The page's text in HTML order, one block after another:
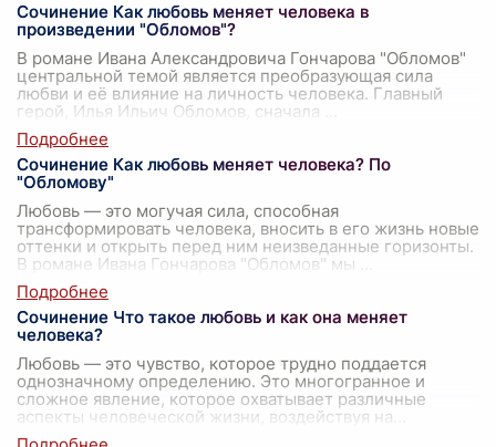
Сочинение Как любовь меняет человека в
произведении "Обломов"?
В романе Ивана Александровича Гончарова "Обломов"
центральной темой является преобразующая сила
любви и её влияние на личность человека. Главный
герой, Илья Ильич Обломов, сначала
Сочинение Как любовь меняет человека? По
"Обломову"
Любовь — это могучая сила, способная
трансформировать человека, вносить в его жизнь новые
оттенки и открыть перед ним неизведанные горизонты.
В романе Ивана Гончарова "Обломов" мы
Сочинение Что такое любовь и как она меняет
человека?
Любовь — это чувство, которое трудно поддается
однозначному определению. Это многогранное и
сложное явление, которое охватывает различные
аспекты человеческой жизни, воздействуя на